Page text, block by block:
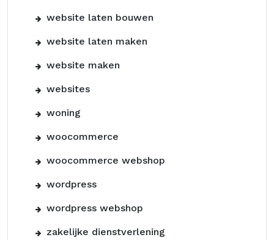
website laten bouwen
website laten maken
website maken
websites
woning
woocommerce
woocommerce webshop
wordpress
wordpress webshop
zakelijke dienstverlening